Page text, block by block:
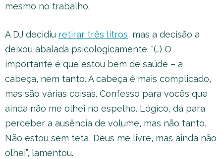
mesmo no trabalho.
A DJ decidiu retirar três litros, mas a decisão a
deixou abalada psicologicamente. “(…) O
importante é que estou bem de saúde – a
cabeça, nem tanto. A cabeça é mais complicado,
mas são várias coisas. Confesso para vocês que
ainda não me olhei no espelho. Lógico, dá para
perceber a ausência de volume, mas não tanto.
Não estou sem teta, Deus me livre, mas ainda não
olhei”, lamentou.